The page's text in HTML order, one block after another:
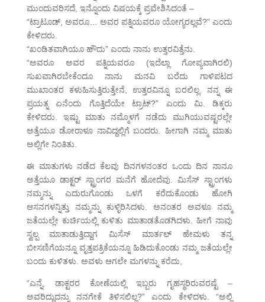
ಮುಂದುವರಿಸದೆ, ಇನ್ನೊಂದು ವಿಷಯಕ್ಕೆ ಪ್ರವೇಶಿಸಿದಂತೆ –
“ಟ್ರಾಟೂಡ್, ಅವರೂ… ಅವರ ಪತ್ನಿಯವರೂ ಯೋಗ್ಯರಲ್ಲವೆ?” ಎಂದು
ಕೇಳಿದರು.
“ಖಂಡಿತವಾಗಿಯೂ ಹೌದು” ಎಂದು ನಾನು ಉತ್ತರವಿತ್ತೆನು.
“ಅವರೂ ಅವರ ಪತ್ನಿಯವರೂ (ಇದೆಲ್ಲಾ ಗೋಪ್ಯವಾಗಿರಲಿ)
ಸುಖವಾಗಿರಬೇಕೆಂದೂ ನಾನು ಮನವಿ ಬರೆದು ಗಾಳಿಪಟದ
ಮುಖಾಂತರ ಕಳುಹಿಸುತ್ತಿರುತ್ತೇನೆ, ಉತ್ತರವಿನ್ನೂ ಬರಲಿಲ್ಲ. ನನ್ನ ಈ
ಪ್ರಯತ್ನ ಏನೆಂದು ಗೊತ್ತಿದೆಯೇ ಟ್ರಾಟ್?” ಎಂದು ಮಿ. ಡಿಕ್ಕರು
ಕೇಳಿದರು. ಇಷ್ಟು ಮಾತು ನಮ್ಮೊಳಗೆ ನಡೆದು ಮುಗಿಯುವಷ್ಟರಲ್ಲೇ
ಅತ್ತೆಯೂ ಡೋರಾಳೂ ನಾವಿದ್ದಲ್ಲಿಗೆ ಬಂದರು. ಹೀಗಾಗಿ ನಮ್ಮ ಮಾತು
ಅಲ್ಲಿಗೇ ನಿಂತಿತು.
ಈ ಮಾತುಗಳು ನಡೆದ ಕೆಲವು ದಿನಗಳನಂತರ ಒಂದು ದಿನ ನಾನೂ
ಅತ್ತೆಯೂ ಡಾಕ್ಟರ್ ಸ್ಟ್ರಾಂಗರ ಮನೆಗೆ ಹೋದೆವು. ಮಿಸೆಸ್ ಸ್ಟ್ರಾಂಗಳು
ನಮ್ಮನ್ನು ಎದುರುಗೊಂಡು ಒಳಗೆ ಕರೆದುಕೊಂಡು ಹೋಗಿ
ಆಸನಗಳನ್ನಿತ್ತು ನಮ್ಮನ್ನು ಕುಳ್ಳಿರಿಸಿದಳು. ಅನಂತರ ಅವಳೂ ನಮ್ಮ
ಜತೆಯಲ್ಲೇ ಕುರ್ಚಿಯಲ್ಲಿ ಕುಳಿತು ಮಾತಾಡತೊಡಗಿದಳು. ಹೀಗೆ ನಾವು
ಸ್ವಲ್ಪ ಮಾತಾಡುತ್ತಿದ್ದಾಗ ಮಿಸೆಸ್ ಮಾರ್ತಲ್ ಹೇಮಳು ತನ್ನ
ಬೀಸಣಿಗೆಯನ್ನೂ ವೃತ್ತಪತ್ರಿಕೆಯನ್ನೂ ಹಿಡಿದುಕೊಂಡು ನಮ್ಮ ಜತೆಯಲ್ಲೇ
ಬಂದು ಕುಳಿತಳು. ಅವಳು ಆಗಲೇ ಮಗಳನ್ನು ಕರೆದು,
“ಎನ್ನೆ, ಡಾಕ್ಟರರ ಕೋಣೆಯಲ್ಲಿ ಇಬ್ಬರು ಗೃಹಸ್ಥರಿರುವರಷ್ಟೆ –
ಅವರಿದ್ದುದನ್ನು ನನಗೇಕೆ ತಿಳಿಸಲಿಲ್ಲ?” ಎಂದು ಕೇಳಿದಳು. “ಅಲ್ಲಿ